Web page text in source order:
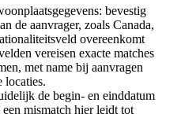
bevestig
de aanvrager, zoals Canada,
overeenkomt
vereisen exacte matches
met name bij aanvragen
locaties.
de begin- en einddatum
een mismatch hier leidt tot